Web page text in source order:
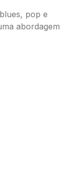
pop e
abordagem